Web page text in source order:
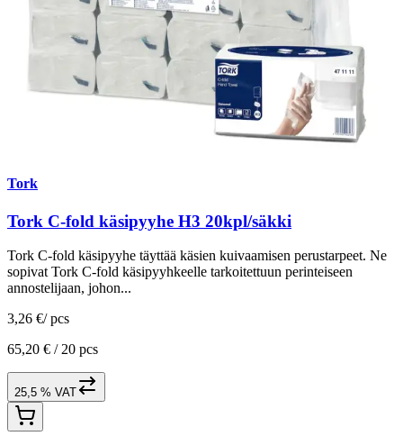
Tork
Tork C-fold käsipyyhe H3 20kpl/säkki
Tork C-fold käsipyyhe täyttää käsien kuivaamisen perustarpeet. Ne
sopivat Tork C-fold käsipyyhkeelle tarkoitettuun perinteiseen
annostelijaan, johon...
3,26 €/ pcs
65,20 € / 20 pcs
25,5 % VAT